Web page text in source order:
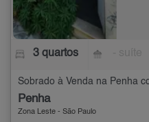
3 quartos
Sobrado à Venda na Penha
Penha
Zona Leste - São Paulo